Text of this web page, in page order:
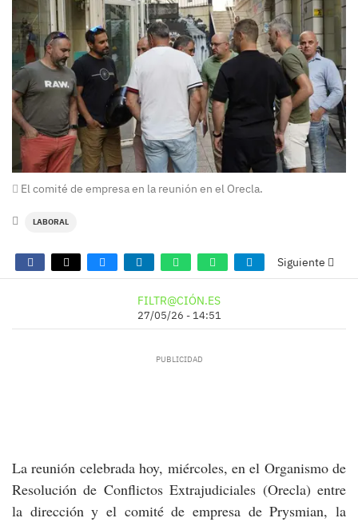
El comité de empresa en la reunión en el Orecla.
LABORAL
Siguiente
FILTR@CIÓN.ES
27/05/26 - 14:51
La reunión celebrada hoy, miércoles, en el Organismo de
Resolución de Conflictos Extrajudiciales (Orecla) entre
la dirección y el comité de empresa de Prysmian, la